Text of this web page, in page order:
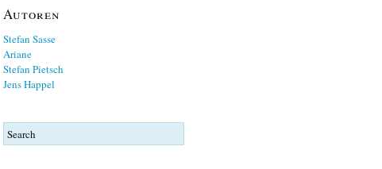
Autoren
Stefan Sasse
Ariane
Stefan Pietsch
Jens Happel